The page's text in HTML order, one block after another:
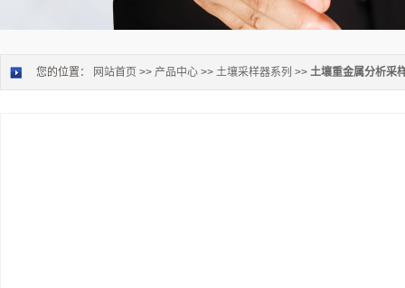
您的位置： 网站首页 >> 产品中心 >> 土壤采样器系列 >> 土壤重金属分析采